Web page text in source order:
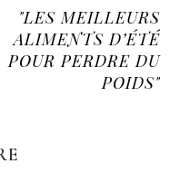
"LES MEILLEURS
ALIMENTS D’ÉTÉ
POUR PERDRE DU
POIDS"